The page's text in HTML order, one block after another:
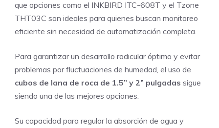
que opciones como el INKBIRD ITC-608T y el Tzone
THT03C son ideales para quienes buscan monitoreo
eficiente sin necesidad de automatización completa.
Para garantizar un desarrollo radicular óptimo y evitar
problemas por fluctuaciones de humedad, el uso de
cubos de lana de roca de 1.5” y 2” pulgadas sigue
siendo una de las mejores opciones.
Su capacidad para regular la absorción de agua y